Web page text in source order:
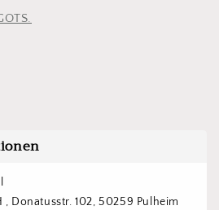
, Donatusstr. 102, 50259 Pulheim